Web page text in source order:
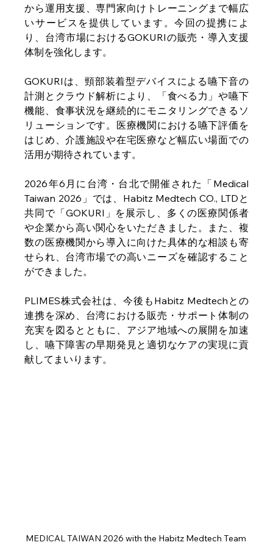
から運用支援、専門家向けトレーニングまで幅広
いサービスを提供しています。今回の提携によ
り、台湾市場におけるGOKURIの販売・導入支援
体制を強化します。
GOKURIは、頸部装着型デバイスによる嚥下音の
計測とクラウド解析により、「食べる力」や嚥下
機能、食事状況を継続的にモニタリングできるソ
リューションです。 医療機関における嚥下評価を
はじめ、介護施設や在宅医療など幅広い場面での
活用が期待されています。
2026年6月に台湾・台北で開催された「Medical
Taiwan 2026」では、Habitz Medtech CO., LTDと
共同で「GOKURI」を展示し、多くの医療関係者
や企業から高い関心をいただきました。また、複
数の医療機関から導入に向けた具体的な相談も寄
せられ、台湾市場での高いニーズを確認すること
ができました。
PLIMES株式会社は、今後もHabitz Medtechとの
連携を深め、台湾における販売・サポート体制の
充実を図るとともに、アジア地域への展開を加速
し、嚥下障害の早期発見と適切なケアの実現に貢
献してまいります。
MEDICAL TAIWAN 2026 with the Habitz Medtech Team